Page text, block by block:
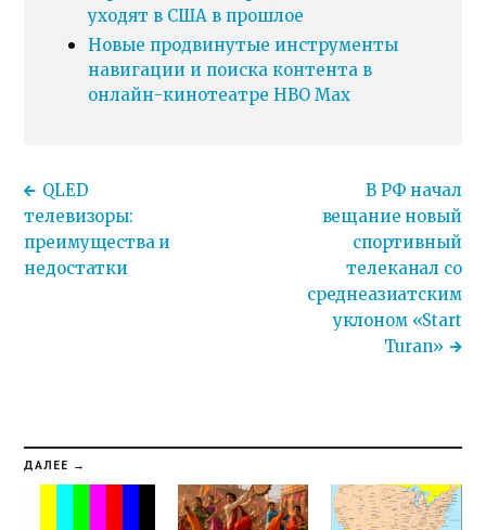
уходят в США в прошлое
Новые продвинутые инструменты
навигации и поиска контента в
онлайн-кинотеатре HBO Max
QLED
телевизоры:
преимущества и
недостатки
В РФ начал
вещание новый
спортивный
телеканал со
среднеазиатским
уклоном «Start
Turan»
ДАЛЕЕ →